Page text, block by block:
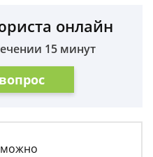
онлайн
15 минут